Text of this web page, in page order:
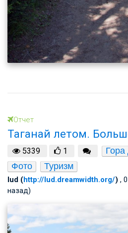
Отчет
Таганай летом.
5339 1
Гора
Фото
Туризм
lud (http://lud.dreamwidth.org/) ,
назад)